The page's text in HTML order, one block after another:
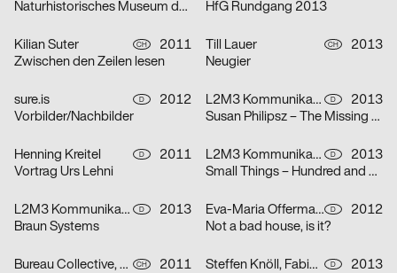
Naturhistorisches Museum der Burgergemeinde Bern
HfG Rundgang 2013
Kilian Suter CH
2011
Zwischen den Zeilen lesen
Till Lauer CH
2013
Neugier
sure.is D
2012
Vorbilder/Nachbilder
L2M3 Kommunikationsdesign D
2013
Susan Philipsz – The Missing String
Henning Kreitel D
2011
Vortrag Urs Lehni
L2M3 Kommunikationsdesign D
2013
Small Things – Hundred and One Rings
L2M3 Kommunikationsdesign D
2013
Braun Systems
Eva-Maria Offermann D
2012
Not a bad house, is it?
Bureau Collective, Tine Edel CH
2011
Steffen Knöll, Fabian Kraus D
2013